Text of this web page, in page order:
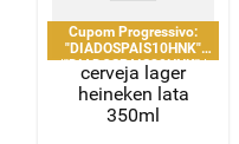
Cupom Progressivo:
"DIADOSPAIS10HNK"
|"DIADOSPAIS20HNK" |
"DIADOSPAIS30HNK" |
limitado a 2 pedido por
CPF
cerveja lager
heineken lata
350ml